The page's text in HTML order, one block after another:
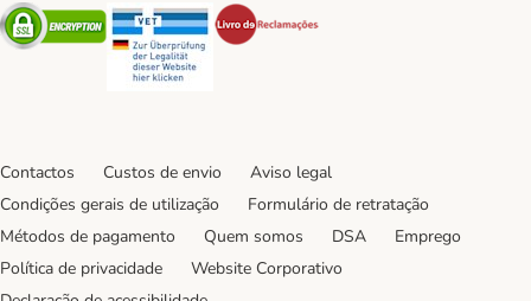
Security Security
Contactos Custos de envio
Aviso legal
Condições gerais de utilização
Formulário de retratação
Métodos de pagamento
Quem somos DSA
Emprego
Política de privacidade
Website Corporativo